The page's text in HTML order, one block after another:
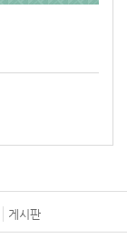
게시판